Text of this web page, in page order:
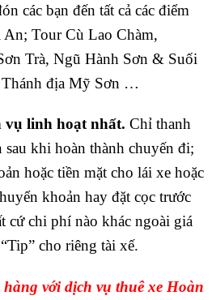
các bạn đến tất cả các điểm
Tour Cù Lao Chàm,
Trà, Ngũ Hành Sơn & Suối
địa Mỹ Sơn …
vụ linh hoạt nhất. Chỉ thanh
khi hoàn thành chuyến đi;
hoặc tiền mặt cho lái xe hoặc
khoản hay đặt cọc trước
cứ chi phí nào khác ngoài giá
cho riêng tài xế.
với dịch vụ thuê xe Hoàn